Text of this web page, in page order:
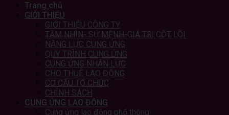
Trang chủ
GIỚI THIỆU
GIỚI THIỆU CÔNG TY
TẦM NHÌN- SỨ MỆNH-GIÁ TRỊ CỐT LÕI
NĂNG LỰC CUNG ỨNG
QUY TRÌNH CUNG ỨNG
CUNG ỨNG NHÂN LỰC
CHO THUÊ LAO ĐỘNG
CƠ CẤU TỔ CHỨC
CHÍNH SÁCH
CUNG ỨNG LAO ĐỘNG
Cung ứng lao động phổ thông